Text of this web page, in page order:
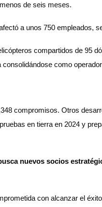
de seis meses.
a unos 750 empleados,
compartidos de 95
como
compromisos. Otros
en tierra en 2024 y
nuevos socios
con alcanzar el